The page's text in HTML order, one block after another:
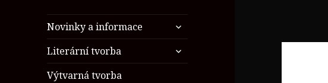
Novinky a informace
zobrazit
podřazené
položky
Literární tvorba
zobrazit
podřazené
Výtvarná tvorba